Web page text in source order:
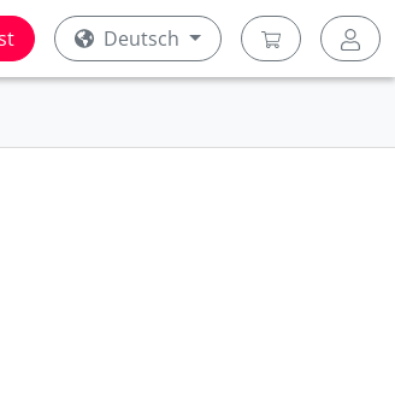
Deutsch